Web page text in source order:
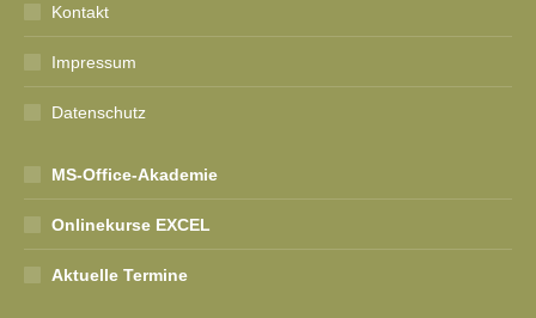
Kontakt
Impressum
Datenschutz
MS-Office-Akademie
Onlinekurse EXCEL
Aktuelle Termine